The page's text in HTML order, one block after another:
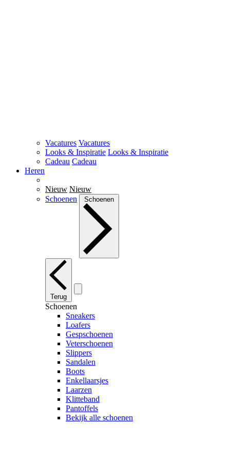
Vacatures Vacatures
Looks & Inspiratie Looks & Inspiratie
Cadeau Cadeau
Heren
Nieuw Nieuw
Schoenen
Schoenen
Terug
Schoenen
Sneakers
Loafers
Gespschoenen
Veterschoenen
Slippers
Sandalen
Boots
Enkellaarsjes
Laarzen
Klitteband
Pantoffels
Bekijk alle schoenen